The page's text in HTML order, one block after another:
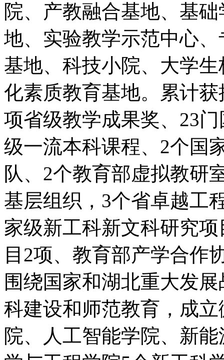
院、产教融合基地、基
地、实验教学示范中心
基地、科技小院、大学
化素质教育基地。累计
项省级教学成果奖、23
级一流本科课程、2个国
队、2个教育部虚拟教研
基层组织，3个省卓越工
家级新工科新文科研究
目2项、教育部产学合作
围绕国家和湖北重大发
科建设和师范教育，成
院、人工智能学院、新